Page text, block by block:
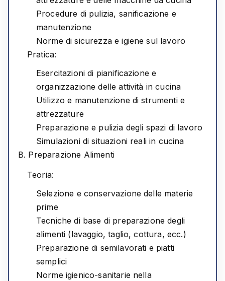
Procedure di pulizia, sanificazione e
manutenzione
Norme di sicurezza e igiene sul lavoro
Pratica:
Esercitazioni di pianificazione e
organizzazione delle attività in cucina
Utilizzo e manutenzione di strumenti e
attrezzature
Preparazione e pulizia degli spazi di lavoro
Simulazioni di situazioni reali in cucina
B. Preparazione Alimenti
Teoria:
Selezione e conservazione delle materie
prime
Tecniche di base di preparazione degli
alimenti (lavaggio, taglio, cottura, ecc.)
Preparazione di semilavorati e piatti
semplici
Norme igienico-sanitarie nella